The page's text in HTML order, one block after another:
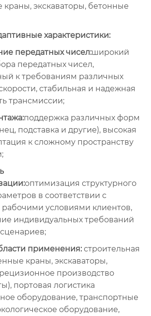
экскаваторы, бетонные
характеристики:
передатных чисел:широкий
передатных чисел,
к требованиям различных
стабильная и надежная
трансмиссии;
поддержка различных форм
подставка и другие), высокая
к сложному пространству
оптимизация структурного
в соответствии с
условиями клиентов,
индивидуальных требований
применения:строительная
краны, экскаваторы,
производство
портовая логистика
оборудование, транспортные
оборудование,